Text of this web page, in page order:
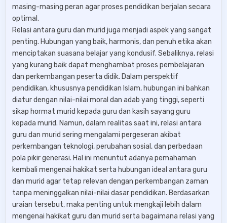
masing-masing peran agar proses pendidikan berjalan secara
optimal.
Relasi antara guru dan murid juga menjadi aspek yang sangat
penting. Hubungan yang baik, harmonis, dan penuh etika akan
menciptakan suasana belajar yang kondusif. Sebaliknya, relasi
yang kurang baik dapat menghambat proses pembelajaran
dan perkembangan peserta didik. Dalam perspektif
pendidikan, khususnya pendidikan Islam, hubungan ini bahkan
diatur dengan nilai-nilai moral dan adab yang tinggi, seperti
sikap hormat murid kepada guru dan kasih sayang guru
kepada murid. Namun, dalam realitas saat ini, relasi antara
guru dan murid sering mengalami pergeseran akibat
perkembangan teknologi, perubahan sosial, dan perbedaan
pola pikir generasi. Hal ini menuntut adanya pemahaman
kembali mengenai hakikat serta hubungan ideal antara guru
dan murid agar tetap relevan dengan perkembangan zaman
tanpa meninggalkan nilai-nilai dasar pendidikan. Berdasarkan
uraian tersebut, maka penting untuk mengkaji lebih dalam
mengenai hakikat guru dan murid serta bagaimana relasi yang